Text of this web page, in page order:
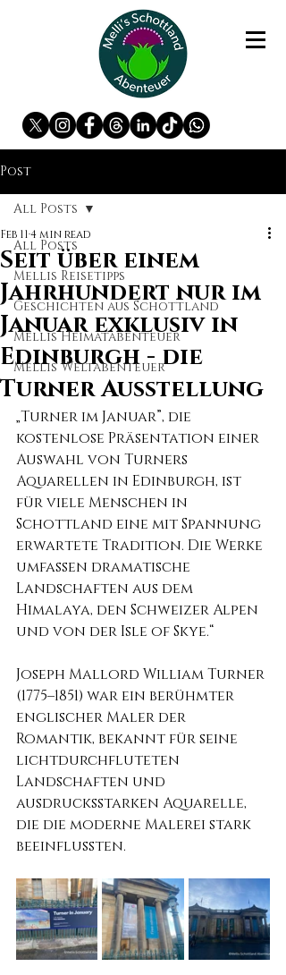
Post
All Posts
Mellis Reisetipps
Geschichten aus Schottland
Mellis Heimatabenteuer
Mellis Weltabenteuer
All Posts
Seit über einem
Jahrhundert nur im
Januar exklusiv in
Edinburgh - die
Turner Ausstellung
Feb 114 min read
„Turner im Januar”, die
kostenlose Präsentation einer
Auswahl von Turners
Aquarellen in Edinburgh, ist
für viele Menschen in
Schottland eine mit Spannung
erwartete Tradition. Die Werke
umfassen dramatische
Landschaften aus dem
Himalaya, den Schweizer Alpen
und von der Isle of Skye.“
Joseph Mallord William Turner
(1775–1851) war ein berühmter
englischer Maler der
Romantik, bekannt für seine
lichtdurchfluteten
Landschaften und
ausdrucksstarken Aquarelle,
die die moderne Malerei stark
beeinflussten.